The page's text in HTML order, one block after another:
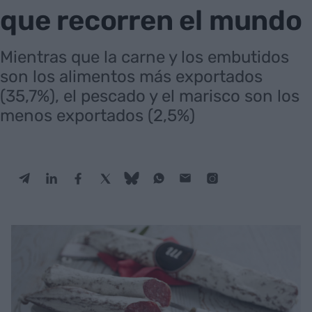
que recorren el mundo
Mientras que la carne y los embutidos
son los alimentos más exportados
(35,7%), el pescado y el marisco son los
menos exportados (2,5%)